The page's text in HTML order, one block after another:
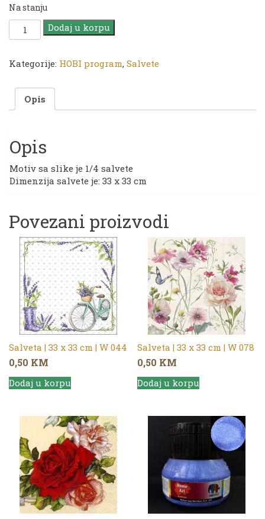
Na stanju
Salveta
|
x
cm
W
količina
Dodaj u korpu
Kategorije: HOBI program, Salvete
Opis
Opis
Motiv sa slike je 1/4 salvete
Dimenzija salvete je: 33 x 33 cm
Povezani proizvodi
Salveta | 33 x 33 cm | W 044
0,50 KM
Dodaj u korpu
Salveta | 33 x 33 cm | W 078
0,50 KM
Dodaj u korpu